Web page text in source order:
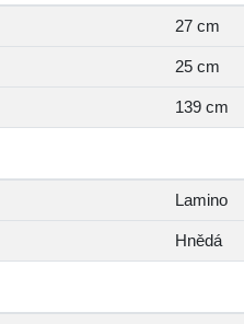
27 cm
25 cm
139 cm
Lamino
Hnědá